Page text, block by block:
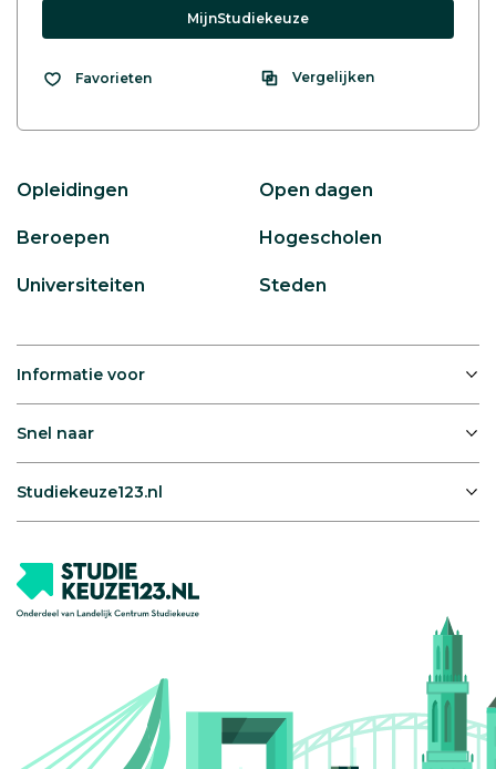
MijnStudiekeuze
Favorieten Vergelijken
Opleidingen Open dagen
Beroepen Hogescholen
Universiteiten Steden
Informatie voor
Snel naar
Studiekeuze123.nl